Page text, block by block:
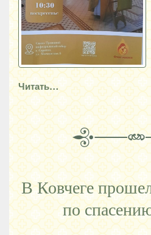
Читать…
В Ковчеге
по